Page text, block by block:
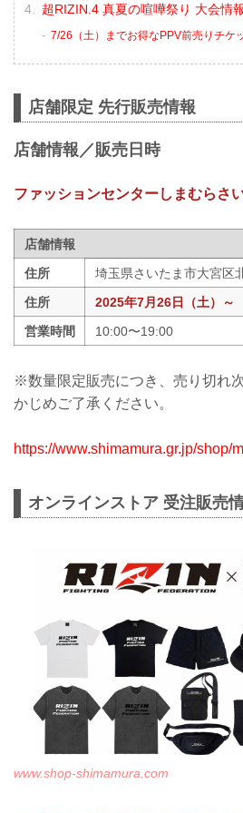
超RIZIN.4 真夏の喧嘩祭り 大会情
7/26（土）までお得なPPV前売りチケ
店舗限定 先行販売情報
店舗情報／販売日時
ファッションセンターしまむらさ
店舗情報
住所
埼玉県さいたま市大宮区
住所
2025年7月26日（土）～
営業時間
10:00〜19:00
※数量限定販売につき、売り切れ
かじめご了承ください。
https://www.shimamura.gr.jp/shop/
オンラインストア 受注販売
www.shop-shimamura.com